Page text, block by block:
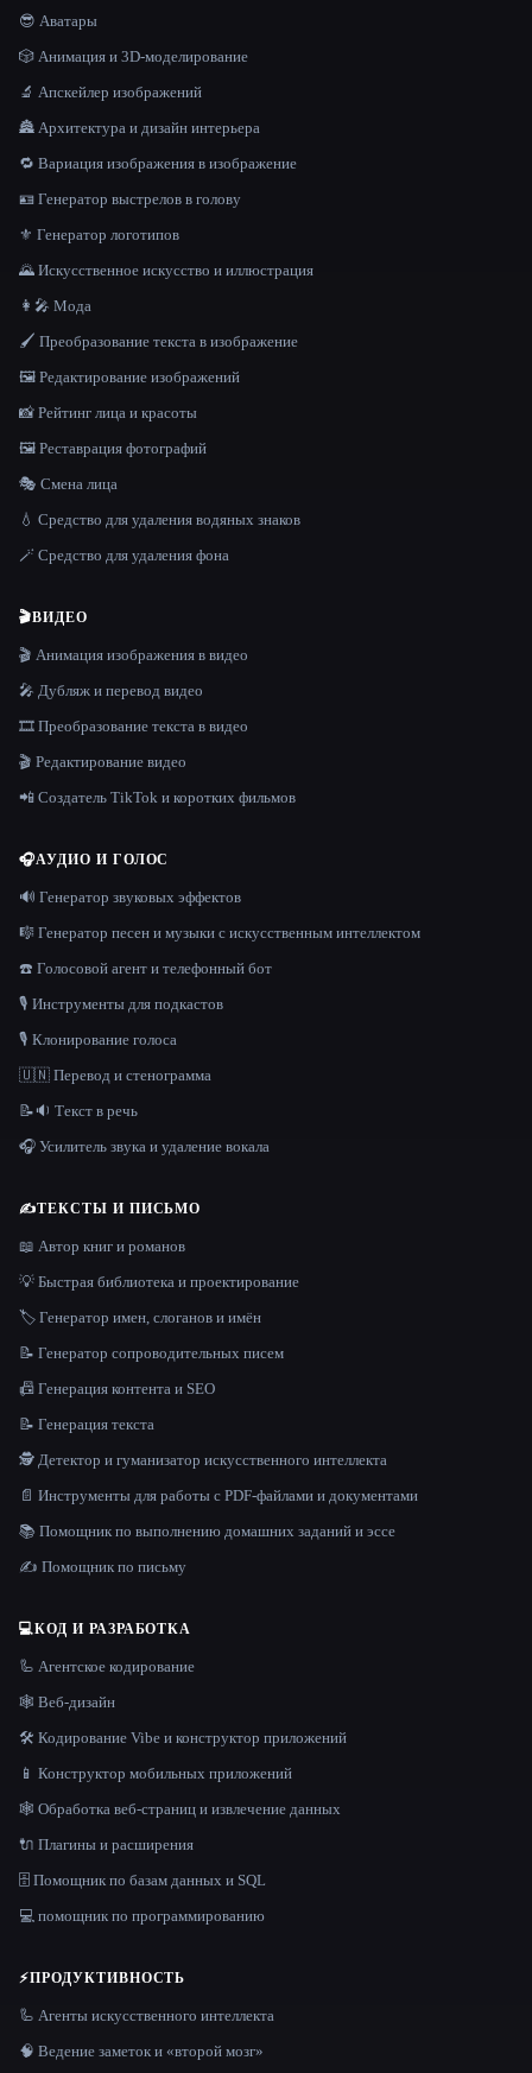
😎 Аватары
🎲 Анимация и 3D-моделирование
🔬 Апскейлер изображений
🏯 Архитектура и дизайн интерьера
🔁 Вариация изображения в изображение
🪪 Генератор выстрелов в голову
⚜️ Генератор логотипов
🌄 Искусственное искусство и иллюстрация
👩‍🎤 Мода
🖌️ Преобразование текста в изображение
🖼️ Редактирование изображений
📸 Рейтинг лица и красоты
🖼️ Реставрация фотографий
🎭 Смена лица
💧 Средство для удаления водяных знаков
🪄 Средство для удаления фона
🎬ВИДЕО
🎬 Анимация изображения в видео
🎤 Дубляж и перевод видео
🎞️ Преобразование текста в видео
🎬 Редактирование видео
📲 Создатель TikTok и коротких фильмов
🎧АУДИО И ГОЛОС
🔊 Генератор звуковых эффектов
🎼 Генератор песен и музыки с искусственным интеллектом
☎️ Голосовой агент и телефонный бот
🎙️ Инструменты для подкастов
🎙️ Клонирование голоса
🇺🇳 Перевод и стенограмма
📝🔉 Текст в речь
🎧 Усилитель звука и удаление вокала
✍️ТЕКСТЫ И ПИСЬМО
📖 Автор книг и романов
💡 Быстрая библиотека и проектирование
🏷️ Генератор имен, слоганов и имён
📝 Генератор сопроводительных писем
📠 Генерация контента и SEO
📝 Генерация текста
🕵️ Детектор и гуманизатор искусственного интеллекта
📄 Инструменты для работы с PDF-файлами и документами
📚 Помощник по выполнению домашних заданий и эссе
✍️ Помощник по письму
💻КОД И РАЗРАБОТКА
🦾 Агентское кодирование
🕸 Веб-дизайн
🛠️ Кодирование Vibe и конструктор приложений
📱 Конструктор мобильных приложений
🕸️ Обработка веб-страниц и извлечение данных
🔌 Плагины и расширения
🗄️ Помощник по базам данных и SQL
💻 помощник по программированию
⚡ПРОДУКТИВНОСТЬ
🦾 Агенты искусственного интеллекта
🧠 Ведение заметок и «второй мозг»